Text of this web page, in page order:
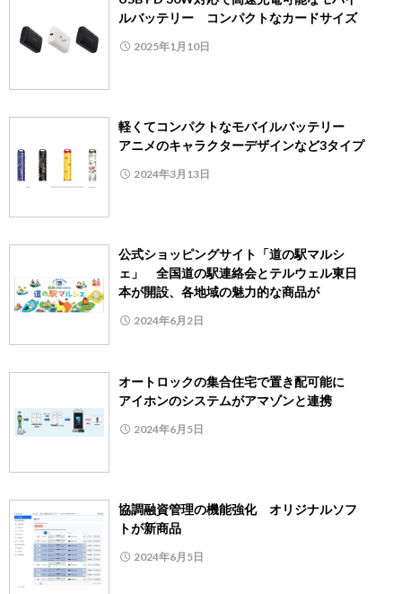
ルバッテリー コンパクトなカードサイズ
2025年1月10日
軽くてコンパクトなモバイルバッテリー
アニメのキャラクターデザインなど3タイプ
2024年3月13日
公式ショッピングサイト「道の駅マルシ
ェ」 全国道の駅連絡会とテルウェル東日
本が開設、各地域の魅力的な商品が
2024年6月2日
オートロックの集合住宅で置き配可能に
アイホンのシステムがアマゾンと連携
2024年6月5日
協調融資管理の機能強化 オリジナルソフ
トが新商品
2024年6月5日